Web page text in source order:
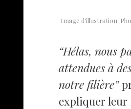
Image d'illustration.
“Hélas, nous
attendues à
notre filière”
expliquer